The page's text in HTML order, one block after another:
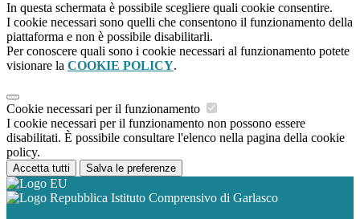
In questa schermata è possibile scegliere quali cookie consentire.
I cookie necessari sono quelli che consentono il funzionamento della
piattaforma e non è possibile disabilitarli.
Per conoscere quali sono i cookie necessari al funzionamento potete
visionare la COOKIE POLICY.
Cookie necessari per il funzionamento
I cookie necessari per il funzionamento non possono essere
disabilitati. È possibile consultare l'elenco nella pagina della cookie
policy.
Accetta tutti Salva le preferenze
Istituto Comprensivo di Garlasco